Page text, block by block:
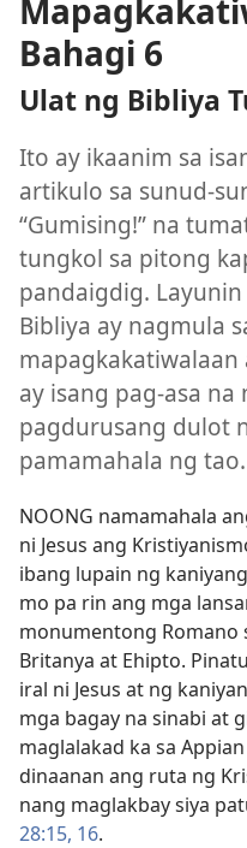
Bahagi 6
Ulat ng Bibliya
Ito ay ikaanim sa
artikulo sa sunud-
“Gumising!” na
tungkol sa pitong
pandaigdig.
Bibliya ay nagmula
ay isang pag-asa
pagdurusang dulot
pamamahala ng tao.
NOONG namamahala
ni Jesus ang
ibang lupain ng
mo pa rin ang mga
monumentong Romano
Britanya at Ehipto.
iral ni Jesus at ng
mga bagay na sinabi at
maglalakad ka sa
dinaanan ang ruta ng
nang maglakbay siya
28:15, 16.